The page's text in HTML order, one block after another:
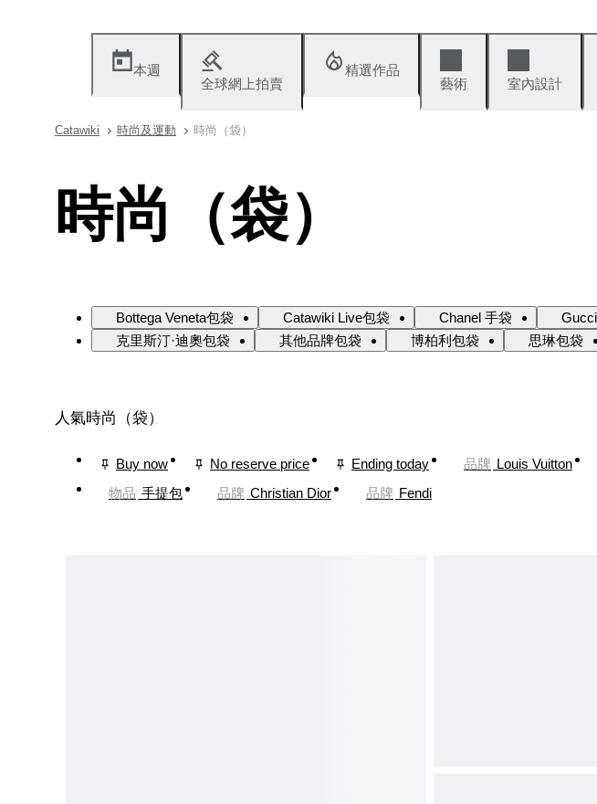
本週
全球網上拍賣
精選作品
藝術
室內設計
Catawiki 時尚及運動 時尚（袋）
時尚（袋）
Bottega Veneta包袋 Catawiki Live包袋 Chanel 手袋
克里斯汀·迪奧包袋
其他品牌包袋 博柏利包袋 思琳包袋
人氣時尚（袋）
Buy now No reserve price Ending today 品牌 Louis Vuitton
物品 手提包 品牌 Christian Dior 品牌 Fendi